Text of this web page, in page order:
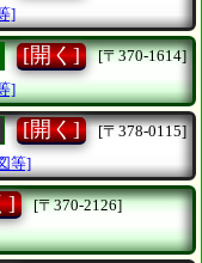
]
[開く]
[〒370-1614]
]
[開く]
[〒378-0115]
等]
]
[〒370-2126]